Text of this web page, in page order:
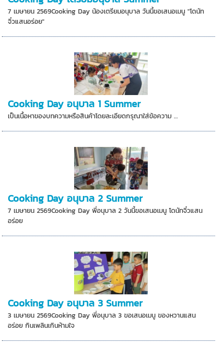
7 เมษายน 2569Cooking Day น้องเตรียมอนุบาล วันนี้ขอเสนอเมนู "โดนัท
จิ๋วแสนอร่อย"
Cooking Day อนุบาล 1 Summer
เป็นเนื้อหาของบทความหรือสินค้าโดยละเอียดกรุณาใส่ข้อความ …
Cooking Day อนุบาล 2 Summer
7 เมษายน 2569Cooking Day พี่อนุบาล 2 วันนี้ขอเสนอเมนู โดนัทจิ๋วแสน
อร่อย
Cooking Day อนุบาล 3 Summer
3 เมษายน 2569Cooking Day พี่อนุบาล 3 ขอเสนอเมนู ของหวานแสน
อร่อย กินเพลินเกินห้ามใจ